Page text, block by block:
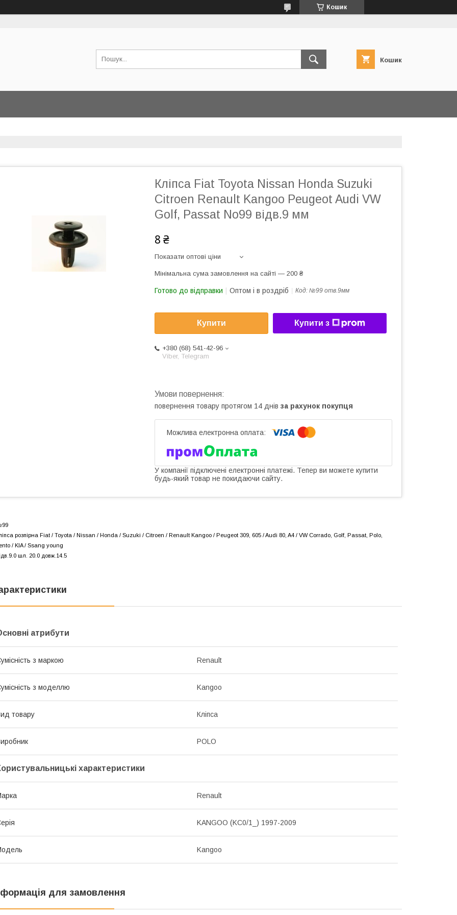
Кошик
Кошик
Кліпса Fiat Toyota Nissan Honda Suzuki
Citroen Renault Kangoo Peugeot Audi VW
Golf, Passat No99 відв.9 мм
8 ₴
Показати оптові ціни
Мінімальна сума замовлення на сайті — 200 ₴
Готово до відправки Оптом і в роздріб Код: №99 отв.9мм
Купити Купити з
+380 (68) 541-42-96
Viber, Telegram
повернення товару протягом 14 днів за рахунок покупця
У компанії підключені електронні платежі. Тепер ви можете купити
будь-який товар не покидаючи сайту.
розпірна Fiat / Toyota / Nissan / Honda / Suzuki / Citroen / Renault Kangoo / Peugeot 309, 605 / Audi 80, A4 / VW Corrado, Golf, Passat, Polo,
/ KIA / Ssang young
шл. 20.0 довж.14.5
атрибути
з маркою Renault
з моделлю Kangoo
товару Кліпса
POLO
характеристики
Renault
KANGOO (KC0/1_) 1997-2009
Kangoo
для замовлення